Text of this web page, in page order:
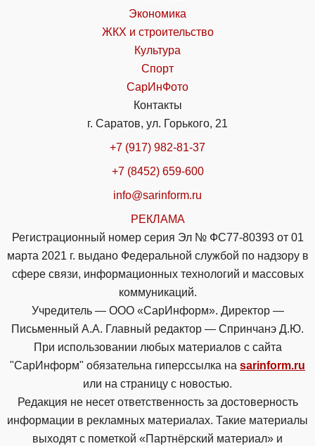
Экономика
ЖКХ и строительство
Культура
Спорт
СарИнФото
Контакты
г. Саратов, ул. Горького, 21
+7 (917) 982-81-37
+7 (8452) 659-600
info@sarinform.ru
РЕКЛАМА
Регистрационный номер серия Эл № ФС77-80393 от 01
марта 2021 г. выдано Федеральной службой по надзору в
сфере связи, информационных технологий и массовых
коммуникаций.
Учредитель — ООО «СарИнформ». Директор —
Письменный А.А. Главный редактор — Спринчанэ Д.Ю.
При использовании любых материалов с сайта
"СарИнформ" обязательна гиперссылка на sarinform.ru
или на страницу с новостью.
Редакция не несет ответственность за достоверность
информации в рекламных материалах. Такие материалы
выходят с пометкой «Партнёрский материал» и